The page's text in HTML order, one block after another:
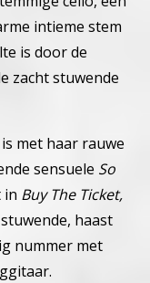
intieme stem
is door de
zacht stuwende
met haar rauwe
sensuele So
in Buy The Ticket,
haast
nummer met